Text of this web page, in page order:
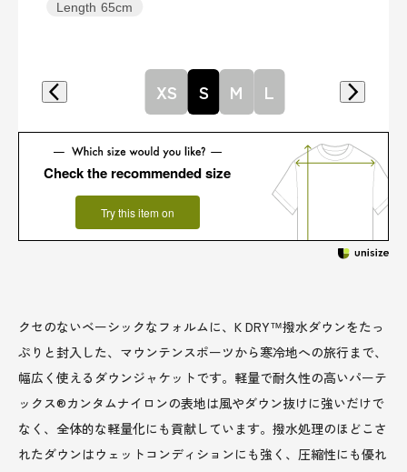
Length 65cm
XS S M L
Check the recommended size
Try this item on
クセのないベーシックなフォルムに、K DRY™撥水ダウンをたっ
ぷりと封入した、マウンテンスポーツから寒冷地への旅行まで、
幅広く使えるダウンジャケットです。軽量で耐久性の高いパーテ
ックス®カンタムナイロンの表地は風やダウン抜けに強いだけで
なく、全体的な軽量化にも貢献しています。撥水処理のほどこさ
れたダウンはウェットコンディションにも強く、圧縮性にも優れ